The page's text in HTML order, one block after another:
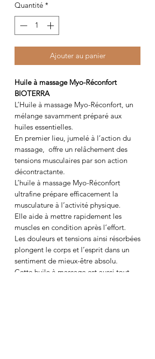
Quantité *
Ajouter au panier
Huile à massage Myo-Réconfort
BIOTERRA
L’Huile à massage Myo-Réconfort, un
mélange savamment préparé aux
huiles essentielles.
En premier lieu, jumelé à l’action du
massage, offre un relâchement des
tensions musculaires par son action
décontractante.
L’huile à massage Myo-Réconfort
ultrafine prépare efficacement la
musculature à l’activité physique.
Elle aide à mettre rapidement les
muscles en condition après l’effort.
Les douleurs et tensions ainsi résorbées
plongent le corps et l’esprit dans un
sentiment de mieux-être absolu.
Cette huile à massage est aussi tout